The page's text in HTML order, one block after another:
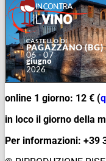
online 1 giorno: 12 € (
in loco il giorno della
Per informazioni: +39